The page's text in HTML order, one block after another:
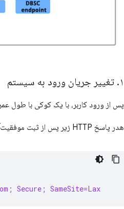
۱. تغییر جریان ورود به سیستم
پس از ورود کاربر، با یک کوکی با طول
هدر پاسخ HTTP زیر پس از ثبت موفقیت‌آمیز جلسه بازگردانده می‌شود:
Secure; SameSite=Lax